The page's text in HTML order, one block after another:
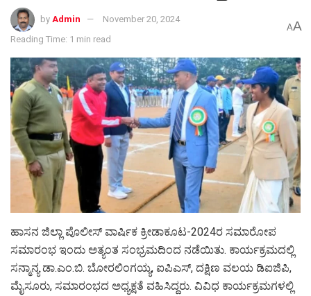
by Admin
November 20, 2024
Reading Time: 1 min read
AA
ಹಾಸನ ಜಿಲ್ಲಾ ಪೊಲೀಸ್ ವಾರ್ಷಿಕ ಕ್ರೀಡಾಕೂಟ-2024ರ ಸಮಾರೋಪ
ಸಮಾರಂಭ ಇಂದು ಅತ್ಯಂತ ಸಂಭ್ರಮದಿಂದ ನಡೆಯಿತು. ಕಾರ್ಯಕ್ರಮದಲ್ಲಿ
ಸನ್ಮಾನ್ಯ ಡಾ.ಎಂ.ಬಿ. ಬೋರಲಿಂಗಯ್ಯ, ಐಪಿಎಸ್, ದಕ್ಷಿಣ ವಲಯ ಡಿಐಜಿಪಿ,
ಮೈಸೂರು, ಸಮಾರಂಭದ ಅಧ್ಯಕ್ಷತೆ ವಹಿಸಿದ್ದರು. ವಿವಿಧ ಕಾರ್ಯಕ್ರಮಗಳಲ್ಲಿ